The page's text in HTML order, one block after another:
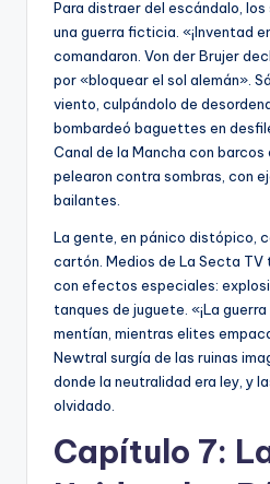
Para distraer del escándalo, los
una guerra ficticia. «¡Inventad
comandaron. Von der Brujer
por «bloquear el sol alemán».
viento, culpándolo de
bombardeó baguettes en
Canal de la Mancha con
pelearon contra sombras, con
bailantes.
La gente, en pánico distópico,
cartón. Medios de La Secta
con efectos especiales:
tanques de juguete. «¡La
mentían, mientras elites
Newtral surgía de las ruinas
donde la neutralidad era ley, y
olvidado.
Capítulo 7: